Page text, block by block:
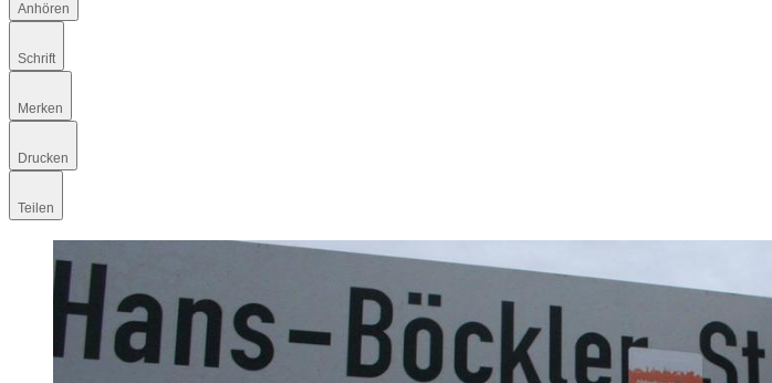
Anhören
Schrift
Merken
Drucken
Teilen